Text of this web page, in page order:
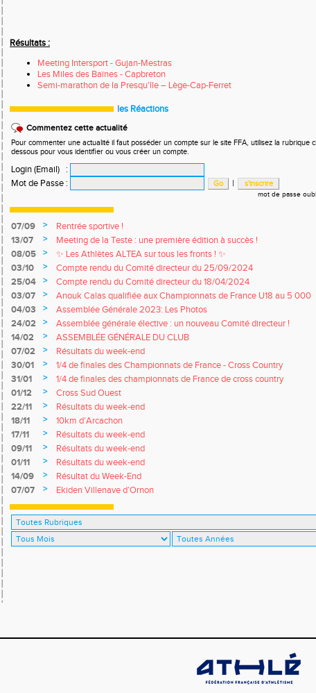
Résultats :
Meeting Intersport - Gujan-Mestras
Les Miles des Baïnes - Capbreton
Semi-marathon de la Presqu'île – Lège-Cap-Ferret
les Réactions
Commentez cette actualité
Pour commenter une actualité il faut posséder un compte sur le site FFA, utilisez la rubrique
dessous pour vous identifier ou vous créer un compte.
Login (Email)
:
Mot de Passe : |
mot de passe
07/09 >
Rentrée sportive !
13/07
>
Meeting de la Teste : une première édition à succès !
08/05
>
✨ Les Athlètes ALTEA sur tous les fronts ! ✨
03/10
>
Compte rendu du Comité directeur du 25/09/2024
25/04
>
Compte rendu du Comité directeur du 18/04/2024
03/07
>
Anouk Calas qualifiée aux Championnats de France U18 au 5 000
m Marche !
04/03 >
Assemblée Générale 2023: Les Photos
24/02
>
Assemblée générale élective : un nouveau Comité directeur !
14/02
>
ASSEMBLÉE GÉNÉRALE DU CLUB
07/02
>
Résultats du week-end
30/01
>
1/4 de finales des Championnats de France - Cross Country
31/01
>
1/4 de finales des championnats de France de cross country
01/12
>
Cross Sud Ouest
22/11
>
Résultats du week-end
18/11
>
10km d’Arcachon
17/11
>
Résultats du week-end
09/11
>
Résultats du week-end
01/11
>
Résultats du week-end
14/09
>
Résultat du Week-End
07/07
> Ekiden Villenave d’Ornon